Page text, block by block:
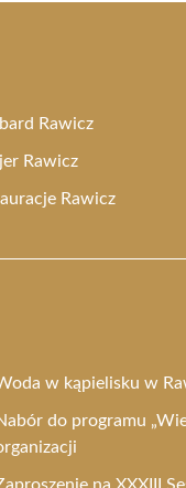
Rawicz
Rawicz
Rawicz
w kąpielisku w
do programu
na XXXIII